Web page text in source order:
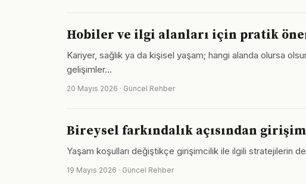
Hobiler ve ilgi alanları için pratik
Kariyer, sağlık ya da kişisel yaşam; hangi alanda olursa
gelişimler…
20 Mayıs 2026 · Güncel Rehber
Bireysel farkındalık açısından
Yaşam koşulları değiştikçe girişimcilik ile ilgili stratejilerin
19 Mayıs 2026 · Güncel Rehber